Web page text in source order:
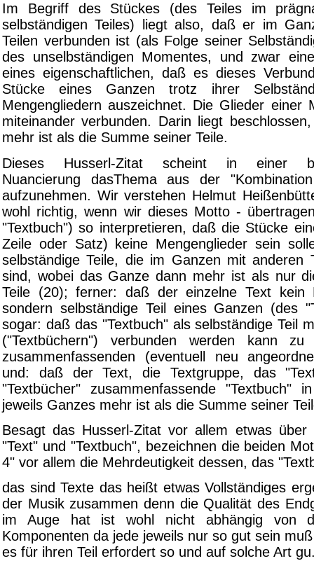
Im Begriff des Stückes (des Teiles im
selbständigen Teiles) liegt also, daß er im
Teilen verbunden ist (als Folge seiner
des unselbständigen Momentes, und zwar
eines eigenschaftlichen, daß es dieses
Stücke eines Ganzen trotz ihrer
Mengengliedern auszeichnet. Die Glieder einer
miteinander verbunden. Darin liegt
mehr ist als die Summe seiner Teile.
Dieses Husserl-Zitat scheint in einer
Nuancierung dasThema aus der
aufzunehmen. Wir verstehen Helmut
wohl richtig, wenn wir dieses Motto -
"Textbuch") so interpretieren, daß die Stücke
Zeile oder Satz) keine Mengenglieder sein
selbständige Teile, die im Ganzen mit anderen
sind, wobei das Ganze dann mehr ist als nur
Teile (20); ferner: daß der einzelne Text kein
sondern selbständige Teil eines Ganzen (des
sogar: daß das "Textbuch" als selbständige Teil
("Textbüchern") verbunden werden kann
zusammenfassenden (eventuell neu
und: daß der Text, die Textgruppe, das
"Textbücher" zusammenfassende "Textbuch"
jeweils Ganzes mehr ist als die Summe seiner
Besagt das Husserl-Zitat vor allem etwas
"Text" und "Textbuch", bezeichnen die beiden
4" vor allem die Mehrdeutigkeit dessen, das
das sind Texte das heißt etwas Vollständiges
der Musik zusammen denn die Qualität des
im Auge hat ist wohl nicht abhängig von
Komponenten da jede jeweils nur so gut sein
es für ihren Teil erfordert so und auf solche Art